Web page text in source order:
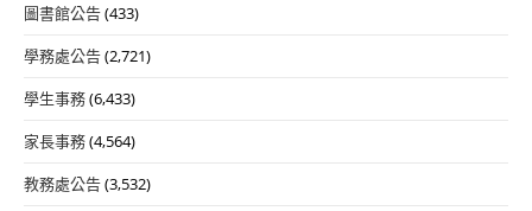
圖書館公告(433)
學務處公告(2,721)
學生事務(6,433)
家長事務(4,564)
教務處公告(3,532)